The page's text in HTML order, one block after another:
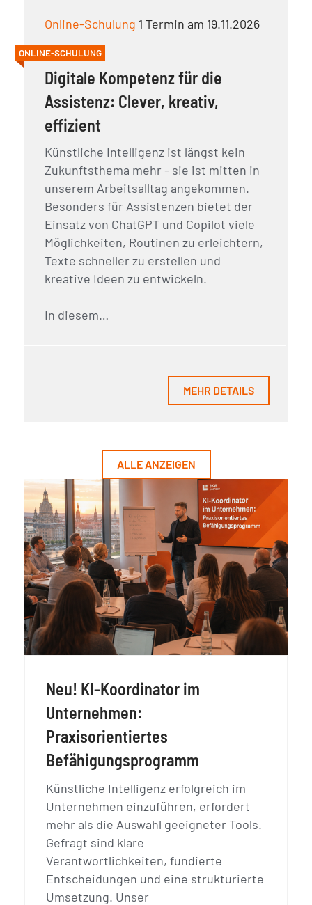
Online-Schulung 1 Termin am 19.11.2026
ONLINE-SCHULUNG
Digitale Kompetenz für die
Assistenz: Clever, kreativ,
effizient
Künstliche Intelligenz ist längst kein
Zukunftsthema mehr - sie ist mitten in
unserem Arbeitsalltag angekommen.
Besonders für Assistenzen bietet der
Einsatz von ChatGPT und Copilot viele
Möglichkeiten, Routinen zu erleichtern,
Texte schneller zu erstellen und
kreative Ideen zu entwickeln.
In diesem…
MEHR DETAILS
ALLE ANZEIGEN
Neu! KI-Koordinator im
Unternehmen:
Praxisorientiertes
Befähigungsprogramm
Künstliche Intelligenz erfolgreich im
Unternehmen einzuführen, erfordert
mehr als die Auswahl geeigneter Tools.
Gefragt sind klare
Verantwortlichkeiten, fundierte
Entscheidungen und eine strukturierte
Umsetzung. Unser